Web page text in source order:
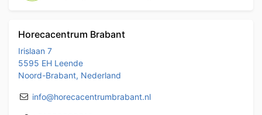
Horecacentrum Brabant
Irislaan 7
5595 EH Leende
Noord-Brabant, Nederland
info@horecacentrumbrabant.nl